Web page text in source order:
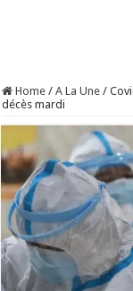
Home / A La Une /
décès mardi